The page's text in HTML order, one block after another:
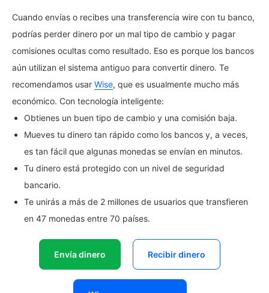
Cuando envías o recibes una transferencia wire con tu banco,
podrías perder dinero por un mal tipo de cambio y pagar
comisiones ocultas como resultado. Eso es porque los bancos
aún utilizan el sistema antiguo para convertir dinero. Te
recomendamos usar Wise, que es usualmente mucho más
económico. Con tecnología inteligente:
Obtienes un buen tipo de cambio y una comisión baja.
Mueves tu dinero tan rápido como los bancos y, a veces,
es tan fácil que algunas monedas se envían en minutos.
Tu dinero está protegido con un nivel de seguridad
bancario.
Te unirás a más de 2 millones de usuarios que transfieren
en 47 monedas entre 70 países.
Envía dinero Recibir dinero